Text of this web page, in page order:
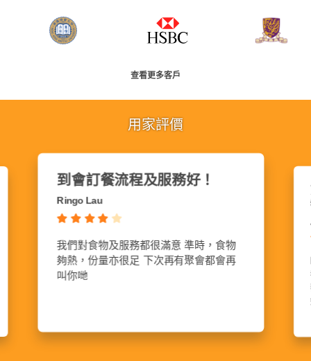
查看更多客戶
用家評價
送貨準時、味道好味
服務態度一流、送貨準時、味道好味、保
溫效果理想、多樣化....總之大家可以試